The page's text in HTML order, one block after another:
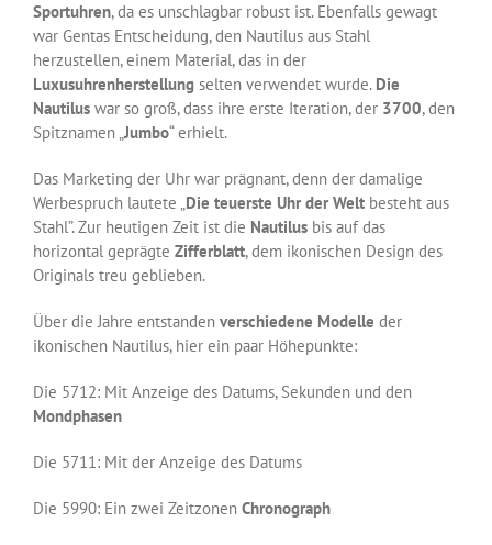
Sportuhren, da es unschlagbar robust ist. Ebenfalls gewagt
war Gentas Entscheidung, den Nautilus aus Stahl
herzustellen, einem Material, das in der
Luxusuhrenherstellungselten verwendet wurde. Die
Nautiluswar so groß, dass ihre erste Iteration, der 3700, den
Spitznamen „Jumbo“ erhielt.
Das Marketing der Uhr war prägnant, denn der damalige
Werbespruch lautete „Die teuerste Uhr der Weltbesteht aus
Stahl”. Zur heutigen Zeit ist die Nautilusbis auf das
horizontal geprägte Zifferblatt, dem ikonischen Design des
Originals treu geblieben.
Über die Jahre entstanden verschiedene Modelle der
ikonischen Nautilus, hier ein paar Höhepunkte:
Die 5712: Mit Anzeige des Datums, Sekunden und den
Mondphasen
Die 5711: Mit der Anzeige des Datums
Die 5990: Ein zwei Zeitzonen Chronograph